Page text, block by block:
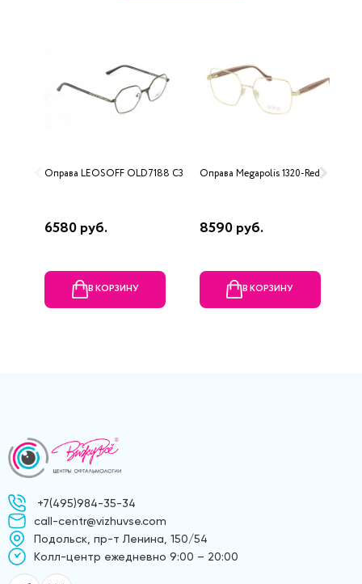
Оправа LEOSOFF OLD7188 C3
6580 руб.
В КОРЗИНУ
Оправа Megapolis 1320-Red
8590 руб.
В КОРЗИНУ
+7(495)984-35-34
call-centr@vizhuvse.com
Подольск, пр-т Ленина, 150/54
Kолл-центр ежедневно 9:00 – 20:00